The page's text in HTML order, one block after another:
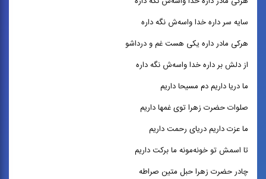
سایه سر داره خدا واسه‌ش نگه داره
هرکی مادر داره یکی هست غم و درداشو
از دلش بر داره خدا واسه‌ش نگه داره
ما دریا داریم دم مسیحا داریم
صلوات حضرت زهرا توی غمها داریم
ما عزت داریم دریای رحمت داریم
تا اسمش تو خونه‌مونه ما برکت داریم
چادر حضرت زهرا حبل متین صراطه